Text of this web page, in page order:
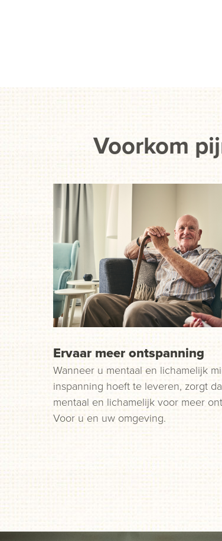
Voorkom
Ervaar meer ontspanning
Wanneer u mentaal en lichamelijk
inspanning hoeft te leveren, zorgt
mentaal en lichamelijk voor meer
Voor u en uw omgeving.